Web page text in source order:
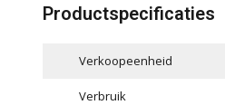
Productspecificaties
Verkoopeenheid
Verbruik